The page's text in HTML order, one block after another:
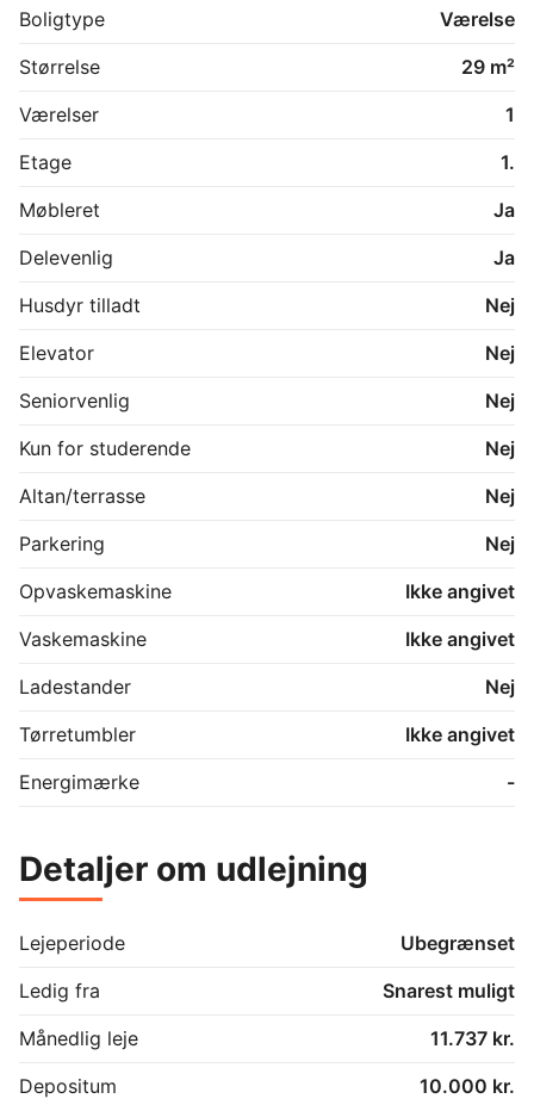
As a member of our co-living community, you get
access to a broader network of young professionals
that live in our apartments in Copenhagen, Berlin,
shared events and even the possibility of a temporary
Boligtype
Værelse
Størrelse
29 m²
Værelser
1
Etage
1.
Møbleret
Ja
Delevenlig
Ja
Husdyr tilladt
Nej
Elevator
Nej
Seniorvenlig
Nej
Kun for studerende
Nej
Altan/terrasse
Nej
Parkering
Nej
Opvaskemaskine
Ikke angivet
Vaskemaskine
Ikke angivet
Ladestander
Nej
Tørretumbler
Ikke angivet
Energimærke
-
Detaljer om udlejning
Lejeperiode
Ubegrænset
Ledig fra
Snarest muligt
Månedlig leje
11.737 kr.
Depositum
10.000 kr.